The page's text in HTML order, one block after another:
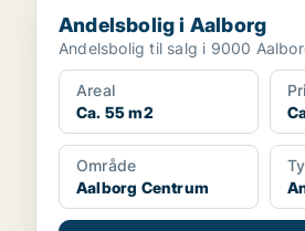
Andelsbolig i Aalborg
Andelsbolig til salg i 9000
Areal
Ca. 55 m2
Område
Aalborg Centrum